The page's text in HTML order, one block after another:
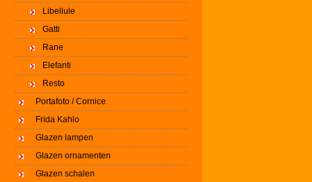
Libellule
Gatti
Rane
Elefanti
Resto
Portafoto / Cornice
Frida Kahlo
Glazen lampen
Glazen ornamenten
Glazen schalen